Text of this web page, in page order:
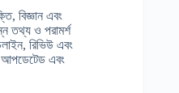
বিজ্ঞান এবং
তথ্য ও পরামর্শ
রিভিউ এবং
আপডেটেড এবং